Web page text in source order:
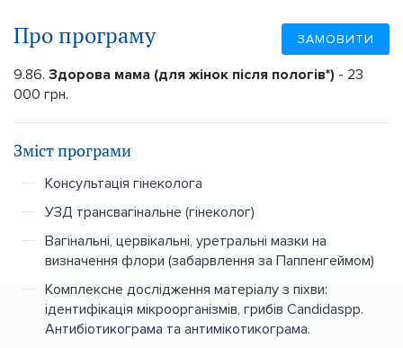
Про програму ЗАМОВИТИ
9.86. Здорова мама (для жінок після пологів*) - 23
000 грн.
Зміст програми
Консультація гінеколога
УЗД трансвагінальне (гінеколог)
Вагінальні, цервікальні, уретральні мазки на
визначення флори (забарвлення за Паппенгеймом)
Комплексне дослідження матеріалу з піхви:
ідентифікація мікроорганізмів, грибів Candidaspp.
Антибіотикограма та антимікотикограма.